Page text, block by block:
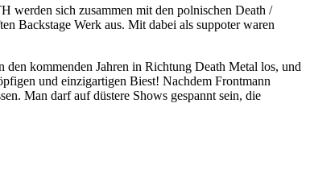
werden sich zusammen mit den polnischen Death /
Backstage Werk aus. Mit dabei als suppoter waren
kommenden Jahren in Richtung Death Metal los, und
und einzigartigen Biest! Nachdem Frontmann
Man darf auf düstere Shows gespannt sein, die